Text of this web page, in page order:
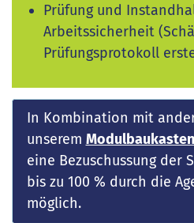
Prüfung und
Arbeitssicherheit
Prüfungsprotokoll
In Kombination mit
unserem Modulbaukasten
eine Bezuschussung der
bis zu 100 % durch die
möglich.